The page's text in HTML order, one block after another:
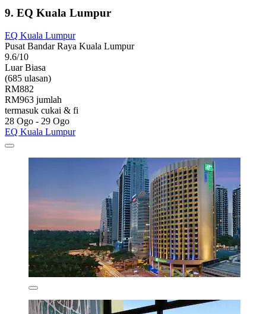
9. EQ Kuala Lumpur
EQ Kuala Lumpur
Pusat Bandar Raya Kuala Lumpur
9.6/10
Luar Biasa
(685 ulasan)
RM882
RM963 jumlah
termasuk cukai & fi
28 Ogo - 29 Ogo
EQ Kuala Lumpur